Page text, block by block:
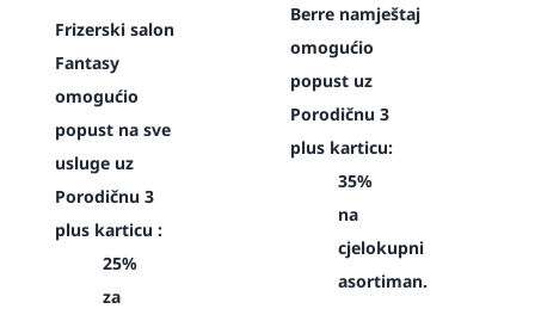
Frizerski salon
Fantasy
omogućio
popust na sve
usluge uz
Porodičnu 3
plus karticu :
25%
za
Berre namještaj
omogućio
popust uz
Porodičnu 3
plus karticu:
35%
na
cjelokupni
asortiman.